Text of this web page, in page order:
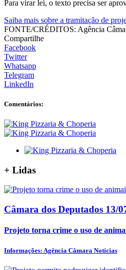
Para virar lei, o texto precisa ser
Saiba mais sobre a tramitação de
FONTE/CRÉDITOS: Agência
Compartilhe
Facebook
Twitter
Whatsapp
Telegram
LinkedIn
Comentários:
+ Lidas
Câmara dos Deputados 13/
Projeto torna crime o uso de
Informações: Agência Câmara Notícias